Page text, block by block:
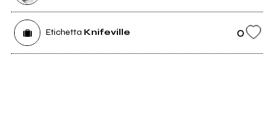
Etichetta Knifeville 0